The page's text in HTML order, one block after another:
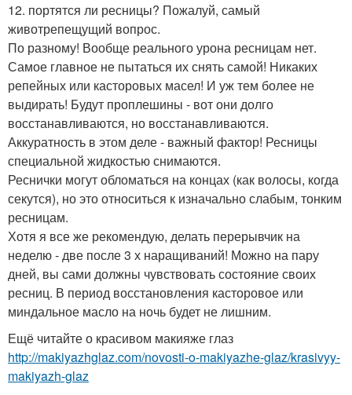
12. портятся ли ресницы? Пожалуй, самый
животрепещущий вопрос.
По разному! Вообще реального урона ресницам нет.
Самое главное не пытаться их снять самой! Никаких
репейных или касторовых масел! И уж тем более не
выдирать! Будут проплешины - вот они долго
восстанавливаются, но восстанавливаются.
Аккуратность в этом деле - важный фактор! Ресницы
специальной жидкостью снимаются.
Реснички могут обломаться на концах (как волосы, когда
секутся), но это относиться к изначально слабым, тонким
ресницам.
Хотя я все же рекомендую, делать перерывчик на
неделю - две после 3 х наращиваний! Можно на пару
дней, вы сами должны чувствовать состояние своих
ресниц. В период восстановления касторовое или
миндальное масло на ночь будет не лишним.
Ещё читайте о красивом макияже глаз
http://makiyazhglaz.com/novosti-o-makiyazhe-glaz/krasivyy-
makiyazh-glaz